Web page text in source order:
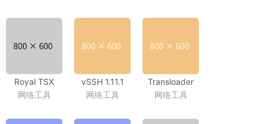
Royal TSX
1.4.6
网络工具
vSSH 1.11.1
强大的多标签ssh工具
网络工具
Transloader
2.1 MacOS、
网络工具